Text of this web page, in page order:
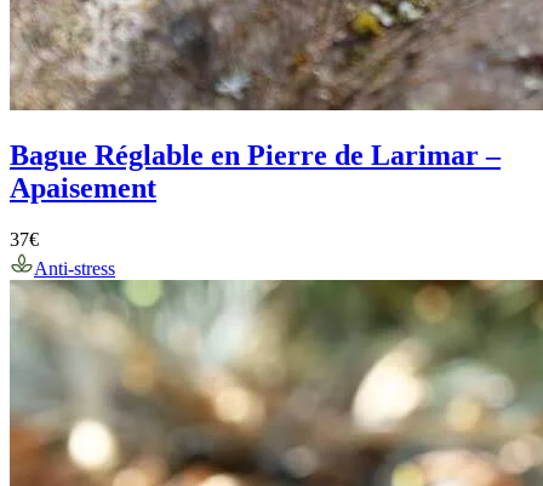
Bague Réglable en Pierre de Larimar –
Apaisement
37€
Anti-stress